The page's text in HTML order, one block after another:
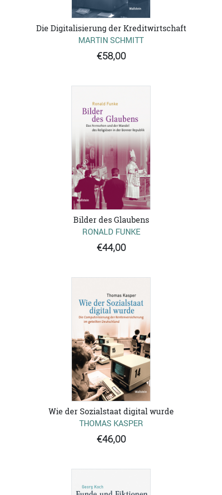
Die Digitalisierung der Kreditwirtschaft
MARTIN SCHMITT
€58,00
Bilder des Glaubens
RONALD FUNKE
€44,00
Wie der Sozialstaat digital wurde
THOMAS KASPER
€46,00